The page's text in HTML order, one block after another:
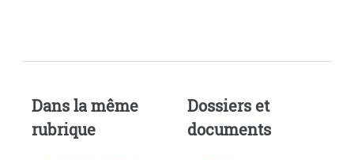
Dans la même
rubrique
Dossiers et
documents